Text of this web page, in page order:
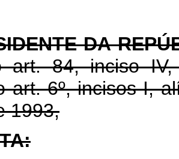
DA
art. 84, inciso
art. 6º, incisos I,
1993,